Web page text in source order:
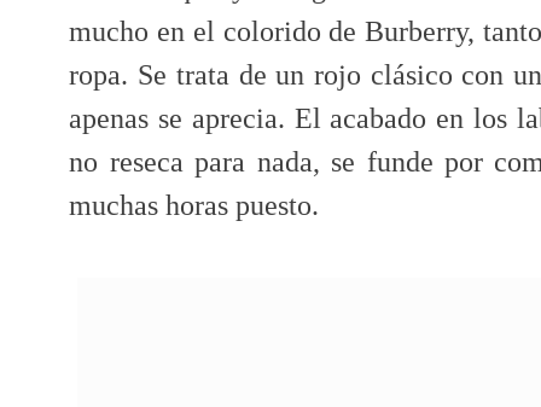
mucho en el colorido de Burberry,
ropa. Se trata de un rojo clásico con
apenas se aprecia. El acabado en los
no reseca para nada, se funde por
muchas horas puesto.